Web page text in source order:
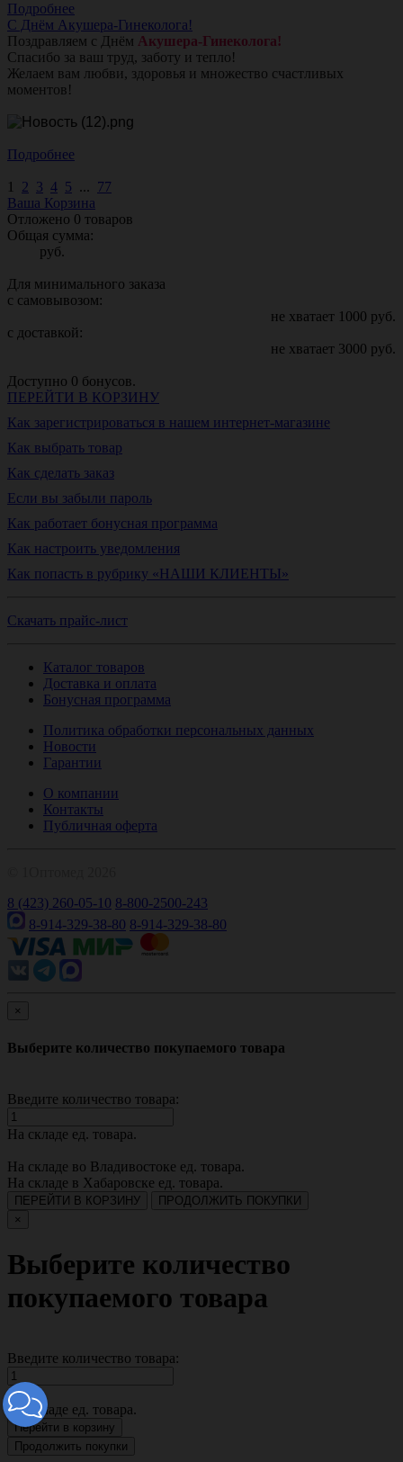
Подробнее
С Днём Акушера-Гинеколога!
Поздравляем с Днём Акушера-Гинеколога!
Спасибо за ваш труд, заботу и тепло!
Желаем вам любви, здоровья и множество счастливых
моментов!
Подробнее
1 2 3 4 5 ... 77
Ваша Корзина
Отложено 0 товаров
Общая сумма:
руб.
Для минимального заказа
с самовывозом:
не хватает 1000 руб.
с доставкой:
не хватает 3000 руб.
Доступно 0 бонусов.
ПЕРЕЙТИ В КОРЗИНУ
Как зарегистрироваться в нашем интернет-магазине
Как выбрать товар
Как сделать заказ
Если вы забыли пароль
Как работает бонусная программа
Как настроить уведомления
Как попасть в рубрику «НАШИ КЛИЕНТЫ»
Скачать прайс-лист
Каталог товаров
Доставка и оплата
Бонусная программа
Политика обработки персональных данных
Новости
Гарантии
О компании
Контакты
Публичная оферта
8 (423) 260-05-10 8-800-2500-243
8-914-329-38-80 8-914-329-38-80
×
Выберите количество покупаемого товара
Введите количество товара:
На складе ед. товара.
На складе во Владивостоке ед. товара.
На складе в Хабаровске ед. товара.
ПЕРЕЙТИ В КОРЗИНУ
ПРОДОЛЖИТЬ ПОКУПКИ
×
Выберите количество
покупаемого товара
Введите количество товара:
На складе ед. товара.
Перейти в корзину
Продолжить покупки